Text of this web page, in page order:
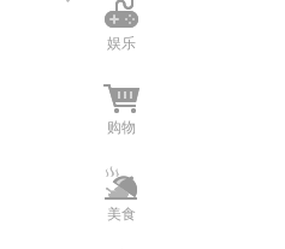
娱乐
购物
美食